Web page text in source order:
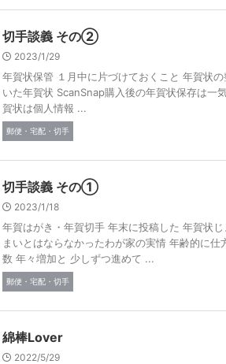
切手談義 その②
2023/1/29
年賀状保管 １月中に片づけておくこと 年賀状
いた年賀状 ScanSnap購入後の年賀状保存は
賀状は個人情報 ...
郵便・宅配・切手
切手談義 その①
2023/1/18
年賀はがき・年賀切手 年末に投稿した 年賀状
まいとはならなかったわが家の実情 年齢的に
数 年々増加と 少しずつ進めて ...
郵便・宅配・切手
綿棒Lover
2022/5/29